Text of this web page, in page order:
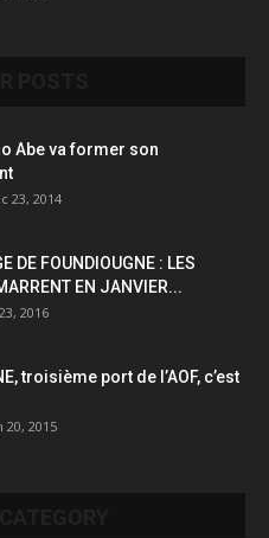
Abe va former son
23, 2014
DE FOUNDIOUGNE : LES
EN JANVIER...
2016
troisième port de l’AOF, c’est
20, 2015